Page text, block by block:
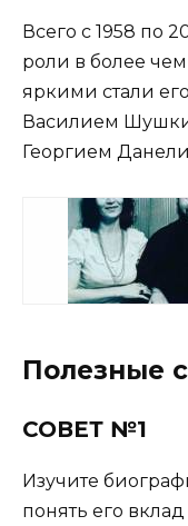
Всего с 1958 по
роли в более
яркими стали
Василием
Георгием
Полезные
СОВЕТ №1
Изучите
понять его вклад